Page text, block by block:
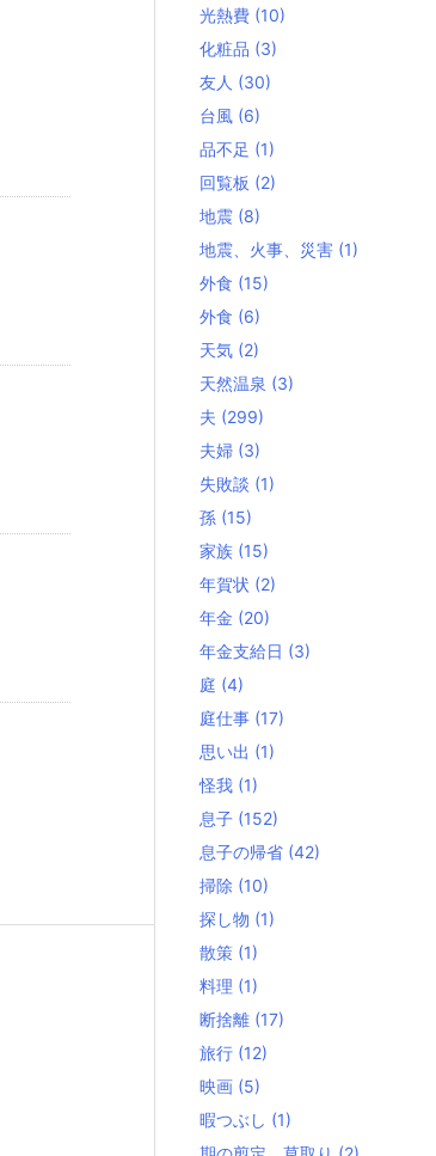
光熱費 (10)
化粧品 (3)
友人 (30)
台風 (6)
品不足 (1)
回覧板 (2)
地震 (8)
地震、火事、災害 (1)
外食 (15)
外食 (6)
天気 (2)
天然温泉 (3)
夫 (299)
夫婦 (3)
失敗談 (1)
孫 (15)
家族 (15)
年賀状 (2)
年金 (20)
年金支給日 (3)
庭 (4)
庭仕事 (17)
思い出 (1)
怪我 (1)
息子 (152)
息子の帰省 (42)
掃除 (10)
探し物 (1)
散策 (1)
料理 (1)
断捨離 (17)
旅行 (12)
映画 (5)
暇つぶし (1)